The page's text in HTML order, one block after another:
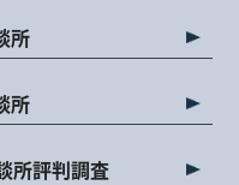
所
所
所評判調査